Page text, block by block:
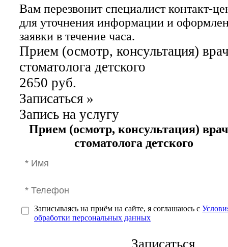
Вам перезвонит специалист контакт-
для уточнения информации и
заявки в течение часа.
Прием (осмотр, консультация)
стоматолога детского
2650 руб.
Записаться »
Запись на услугу
Прием (осмотр, консультация)
стоматолога детского
Записываясь на приём на сайте, я соглашаюсь с
обработки персональных данных
Записаться